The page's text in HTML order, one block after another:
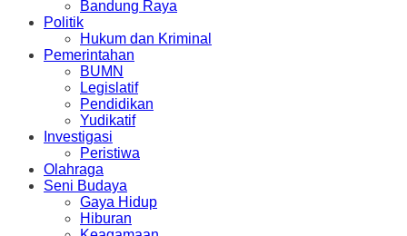
Bandung Raya
Politik
Hukum dan Kriminal
Pemerintahan
BUMN
Legislatif
Pendidikan
Yudikatif
Investigasi
Peristiwa
Olahraga
Seni Budaya
Gaya Hidup
Hiburan